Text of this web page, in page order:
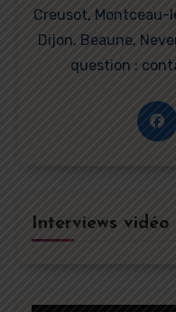
Creusot, Montceau-
Dijon, Beaune,
question :
Interviews vidéo